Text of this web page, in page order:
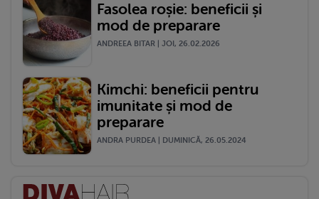
Fasolea roșie: beneficii și
mod de preparare
ANDREEA BITAR | JOI, 26.02.2026
Kimchi: beneficii pentru
imunitate și mod de
preparare
ANDRA PURDEA | DUMINICĂ, 26.05.2024